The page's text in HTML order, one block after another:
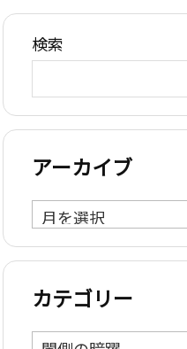
検索
アーカイブ
ア
ー
カ
ブ
カテゴリー
カ